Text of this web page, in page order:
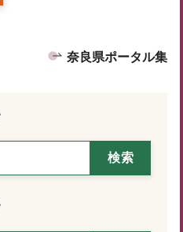
奈良県ポータル集